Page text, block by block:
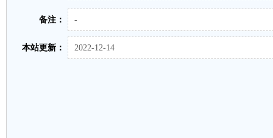
备注： -
本站更新： 2022-12-14